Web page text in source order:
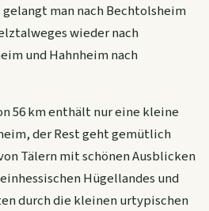
man nach Bechtolsheim
wieder nach
und Hahnheim nach
56 km enthält nur eine kleine
der Rest geht gemütlich
Tälern mit schönen Ausblicken
Hügellandes und
durch die kleinen urtypischen